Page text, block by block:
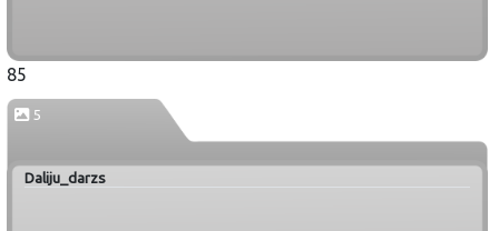
85
5
Daliju_darzs